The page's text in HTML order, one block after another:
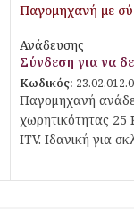
Παγομηχανή με
Ανάδευσης
Σύνδεση για να
Κωδικός:
Παγομηχανή
χωρητικότητας 25
ITV. Ιδανική για